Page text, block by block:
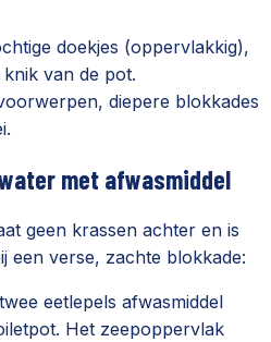
doekjes (oppervlakkig),
van de pot.
diepere blokkades
met afwasmiddel
geen krassen achter en is
een verse, zachte blokkade:
eetlepels afwasmiddel
Het zeepoppervlak